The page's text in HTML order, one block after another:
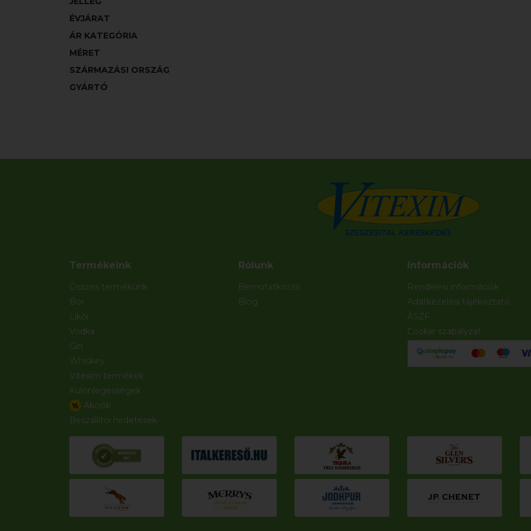
ÉVJÁRAT
ÁR KATEGÓRIA
MÉRET
SZÁRMAZÁSI ORSZÁG
GYÁRTÓ
Termékeink
Összes termékünk
Bor
Likőr
Vodka
Gin
Whiskey
Vitexim termékek
Különlegességek
% Akciók
Beszállítói hirdetések
Rólunk
Bemutatkozás
Blog
Információk
Rendelési információk
Adatkezelési tájékoztató
ÁSZF
Cookie szabályzat